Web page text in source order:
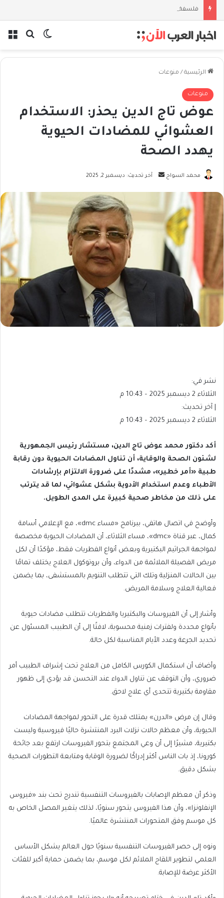
فلسفة الخيط والموج: نصف قرن في مدرسة البحر مع غسان المزيدي
بحثالوضع
الرئيسية / منوعات
منوعات
عوض تاج الدين يحذر: الاستخدام
العشوائي للمضادات الحيوية
يهدد الصحة
محمد السواح
أرسلآخر تحديث: ديسمبر 2, 2025
نشر في:
الثلاثاء 2 ديسمبر 2025 – 10:43 م
| آخر تحديث:
الثلاثاء 2 ديسمبر 2025 – 10:43 م
أكد دكتور محمد عوض تاج الدين، مستشار رئيس الجمهورية
لشئون الصحة والوقاية، أن تناول المضادات الحيوية دون رقابة
طبية «أمر خطير»، مشددًا على ضرورة الالتزام بإرشادات
الأطباء وعدم استخدام الأدوية بشكل عشوائي، لما قد يترتب
على ذلك من مخاطر صحية كبيرة على المدى الطويل.
وأوضح في اتصال هاتفي، ببرنامج «مساء dmc»، مع الإعلامي أسامة
كمال، عبر قناة «dmc»، مساء الثلاثاء، أن المضادات الحيوية مخصصة
لمواجهة الجراثيم البكتيرية وبعض أنواع الفطريات فقط، مؤكدًا أن لكل
مريض الفصيلة الملائمة من الدواء، وأن بروتوكول العلاج يختلف تمامًا
بين الحالات المنزلية وتلك التي تتطلب التنويم بالمستشفى، بما يضمن
فعالية العلاج وسلامة المريض.
وأشار إلى أن الفيروسات والبكتيريا والفطريات تتطلب مضادات حيوية
بأنواع محددة ولفترات زمنية محسوبة، لافتًا إلى أن الطبيب المسئول عن
تحديد الجرعة وعدد الأيام المناسبة لكل حالة.
وأضاف أن استكمال الكورس الكامل من العلاج تحت إشراف الطبيب أمر
ضروري، وأن التوقف عن تناول الدواء عند التحسن قد يؤدي إلى ظهور
مقاومة بكتيرية تتحدى أي علاج لاحق.
وقال إن مرض «الدرن» يمتلك قدرة على التحور لمواجهة المضادات
الحيوية، وأن معظم حالات نزلات البرد المنتشرة حاليًا فيروسية وليست
بكتيرية، مشيرًا إلى أن وعي المجتمع بتحور الفيروسات ارتفع بعد جائحة
كورونا، إذ بات الناس أكثر إدراكًا لضرورة الوقاية ومتابعة التطورات الصحية
بشكل دقيق.
وذكر أن معظم الإصابات بالفيروسات التنفسية تندرج تحت بند «فيروس
الإنفلونزا»، وأن هذا الفيروس يتحور سنويًا، لذلك يتغير المصل الخاص به
كل موسم وفق المتحورات المنتشرة عالميًا.
ونوه إلى حصر الفيروسات التنفسية سنويًا حول العالم يشكل الأساس
العلمي لتطوير اللقاح الملائم لكل موسم، بما يضمن حماية أكبر للفئات
الأكثر عرضة للإصابة.